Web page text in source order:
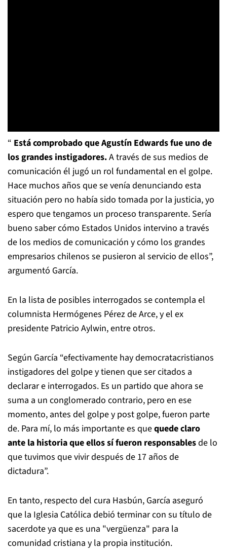
“ Está comprobado que Agustín Edwards fue uno de
los grandes instigadores.A través de sus medios de
comunicación él jugó un rol fundamental en el golpe.
Hace muchos años que se venía denunciando esta
situación pero no había sido tomada por la justicia, yo
espero que tengamos un proceso transparente. Sería
bueno saber cómo Estados Unidos intervino a través
de los medios de comunicación y cómo los grandes
empresarios chilenos se pusieron al servicio de ellos”,
argumentó García.
En la lista de posibles interrogados se contempla el
columnista Hermógenes Pérez de Arce, y el ex
presidente Patricio Aylwin, entre otros.
Según García “efectivamente hay democratacristianos
instigadores del golpe y tienen que ser citados a
declarar e interrogados. Es un partido que ahora se
suma a un conglomerado contrario, pero en ese
momento, antes del golpe y post golpe, fueron parte
de. Para mí, lo más importante es quequede claro
ante la historia que ellos sí fueron responsablesde lo
que tuvimos que vivir después de 17 años de
dictadura”.
En tanto, respecto del cura Hasbún, García aseguró
que la Iglesia Católica debió terminar con su título de
sacerdote ya que es una "vergüenza" para la
comunidad cristiana y la propia institución.